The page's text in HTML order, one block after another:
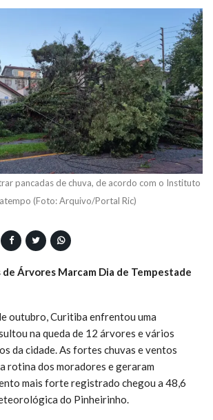
pancadas de chuva, de acordo com o Instituto
(Foto: Arquivo/Portal Ric)
Árvores Marcam Dia de Tempestade
outubro, Curitiba enfrentou uma
na queda de 12 árvores e vários
da cidade. As fortes chuvas e ventos
rotina dos moradores e geraram
mais forte registrado chegou a 48,6
do Pinheirinho.